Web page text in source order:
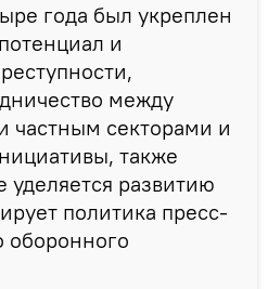
года был укреплен
и
между
частным секторами и
также
развитию
политика пресс-
оборонного